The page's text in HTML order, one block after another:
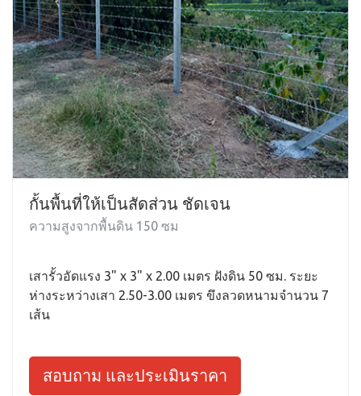
กั้นพื้นที่ให้เป็นสัดส่วน ชัดเจน
ความสูงจากพื้นดิน 150 ซม
เสารั้วอัดแรง 3" x 3" x 2.00 เมตร ฝังดิน 50 ซม. ระยะ
ห่างระหว่างเสา 2.50-3.00 เมตร ขึงลวดหนามจำนวน 7
เส้น
สอบถาม และประเมินราคา